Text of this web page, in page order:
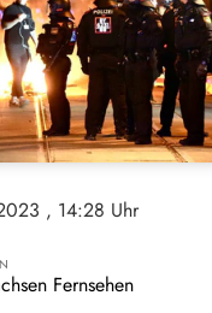
, 14:28 Uhr
Fernsehen